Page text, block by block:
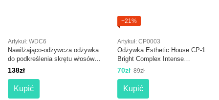
Artykuł: WDC6
Nawilżająco-odżywcza odżywka
do podkreślenia skrętu włosów
Widi Care JUBA Transicao
138zł
Kupić
−21%
Artykuł: CP0003
Odżywka Esthetic House CP-1
Bright Complex Intense
Nourishing 500 ml
70zł 89zł
Kupić